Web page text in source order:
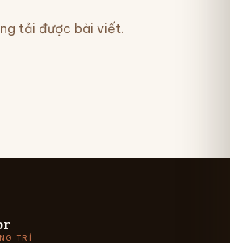
tải được bài viết.
TRÍ